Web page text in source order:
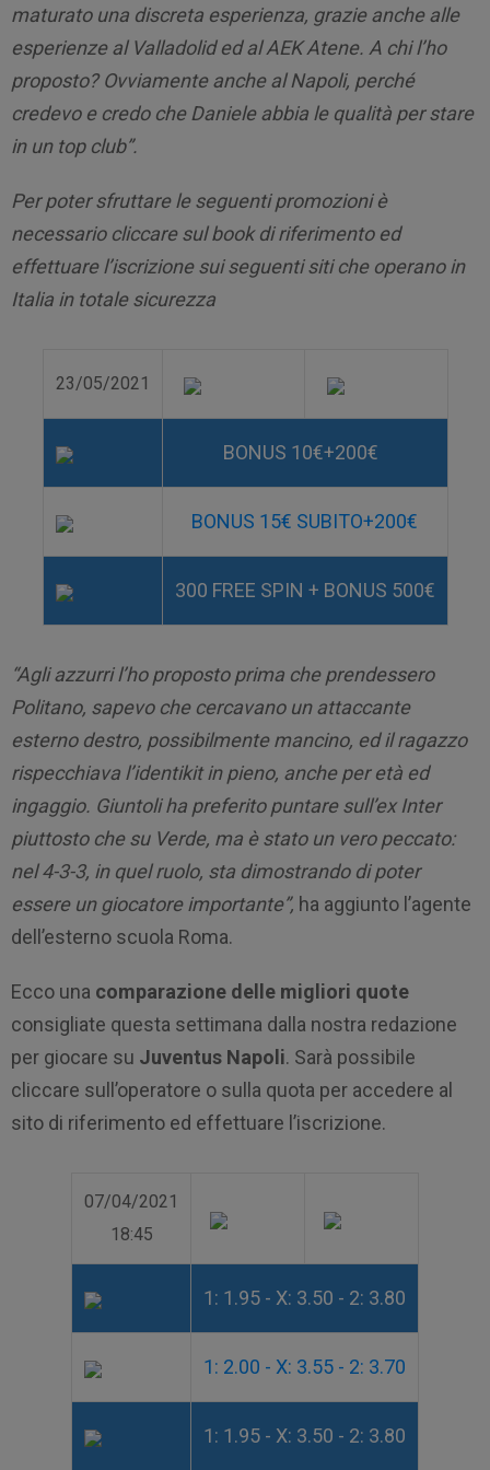
maturato una discreta esperienza, grazie anche alle
esperienze al Valladolid ed al AEK Atene. A chi l’ho
proposto? Ovviamente anche al Napoli, perché
credevo e credo che Daniele abbia le qualità per stare
in un top club”.
Per poter sfruttare le seguenti promozioni è
necessario cliccare sul book di riferimento ed
effettuare l’iscrizione sui seguenti siti che operano in
Italia in totale sicurezza
23/05/2021
BONUS 10€+200€
BONUS 15€ SUBITO+200€
300 FREE SPIN + BONUS 500€
“Agli azzurri l’ho proposto prima che prendessero
Politano, sapevo che cercavano un attaccante
esterno destro, possibilmente mancino, ed il ragazzo
rispecchiava l’identikit in pieno, anche per età ed
ingaggio. Giuntoli ha preferito puntare sull’ex Inter
piuttosto che su Verde, ma è stato un vero peccato:
nel 4-3-3, in quel ruolo, sta dimostrando di poter
essere un giocatore importante”, ha aggiunto l’agente
dell’esterno scuola Roma.
Ecco una comparazione delle migliori quote
consigliate questa settimana dalla nostra redazione
per giocare su Juventus Napoli. Sarà possibile
cliccare sull’operatore o sulla quota per accedere al
sito di riferimento ed effettuare l’iscrizione.
07/04/2021
18:45
1: 1.95 - X: 3.50 - 2: 3.80
1: 2.00 - X: 3.55 - 2: 3.70
1: 1.95 - X: 3.50 - 2: 3.80